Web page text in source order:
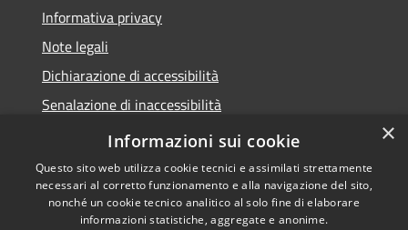
Informativa privacy
Note legali
Dichiarazione di accessibilità
Senalazione di inaccessibilità
Whistleblowing segnalazione illeciti
Copyright © 2026 • Comune di
×
Informazioni sui cookie
Questo sito web utilizza cookie tecnici e assimilati strettamente
necessari al corretto funzionamento e alla navigazione del sito,
nonché un cookie tecnico analitico al solo fine di elaborare
informazioni statistiche, aggregate e anonime.